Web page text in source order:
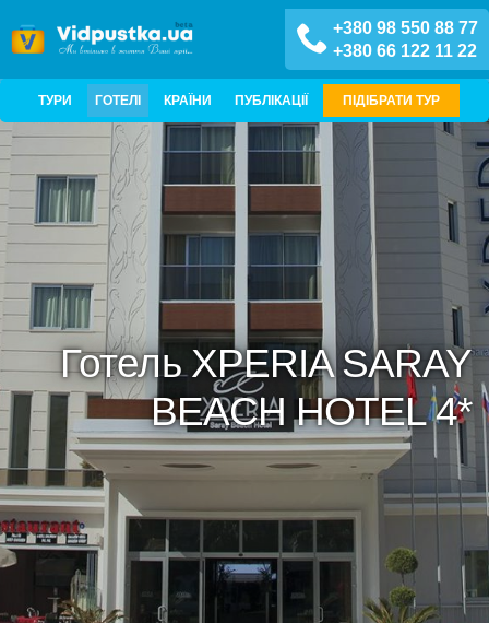
+380 98 550 88 77
+380 66 122 11 22
ТУРИ ГОТЕЛІ КРАЇНИ ПУБЛІКАЦІЇ ПІДІБРАТИ ТУР
Готель XPERIA SARAY
BEACH HOTEL 4*